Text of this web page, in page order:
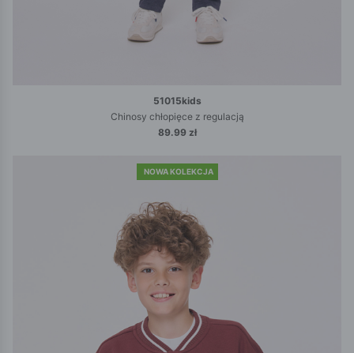
51015kids
Chinosy chłopięce z regulacją
89.99 zł
NOWA KOLEKCJA